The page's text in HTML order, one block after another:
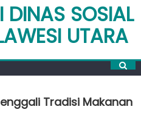
DINAS SOSIAL
UTARA
Tradisi Makanan